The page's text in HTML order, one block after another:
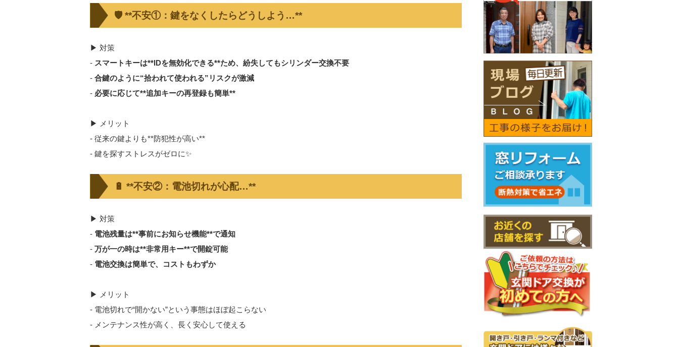
🛡️ **不安①：鍵をなくしたらどうしよう…**
▶ 対策
- スマートキーは**IDを無効化できる**ため、紛失してもシリンダー交換不要
- 合鍵のように“拾われて使われる”リスクが激減
- 必要に応じて**追加キーの再登録も簡単**
▶ メリット
- 従来の鍵よりも**防犯性が高い**
- 鍵を探すストレスがゼロに✨
🔋 **不安②：電池切れが心配…**
▶ 対策
- 電池残量は**事前にお知らせ機能**で通知
- 万が一の時は**非常用キー**で開錠可能
- 電池交換は簡単で、コストもわずか
▶ メリット
- 電池切れで“開かない”という事態はほぼ起こらない
- メンテナンス性が高く、長く安心して使える